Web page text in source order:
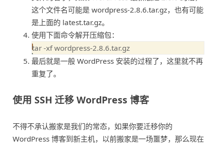
这个文件名可能是 wordpress-2.8.6.tar.gz，也有可能
是上面的 latest.tar.gz。
使用下面命令解开压缩包：
最后就是一般 WordPress 安装的过程了，这里就不再
重复了。
使用 SSH 迁移 WordPress 博客
不得不承认搬家是我们的常态，如果你要迁移你的
WordPress 博客到新主机，以前搬家是一场噩梦，那么现在